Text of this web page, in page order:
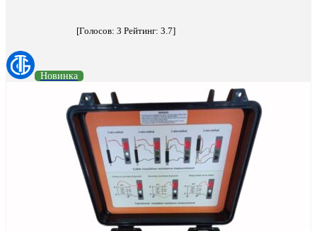
[Голосов: 3 Рейтинг: 3.7]
Новинка